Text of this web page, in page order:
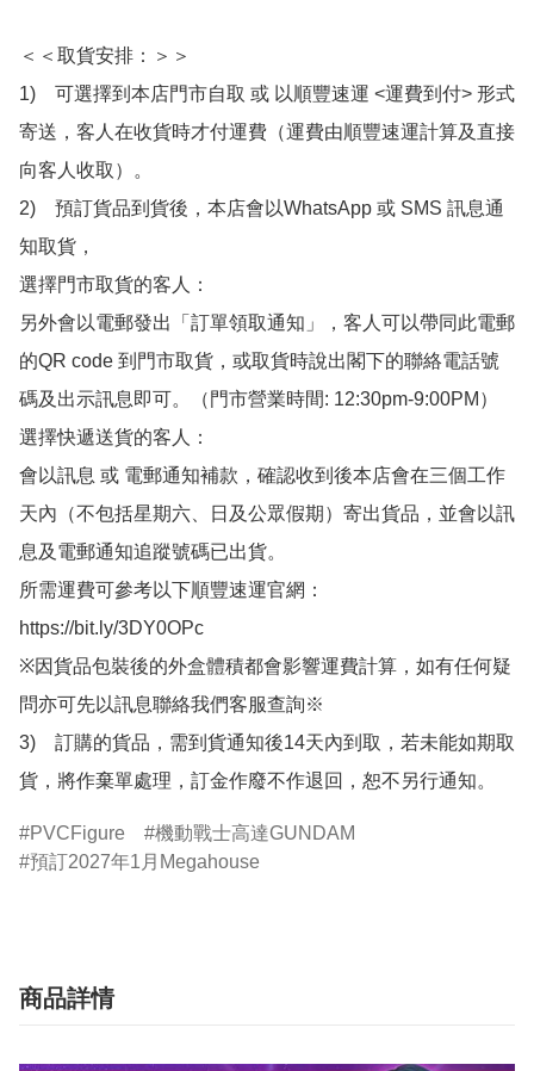
＜＜取貨安排：＞＞
1)　可選擇到本店門市自取 或 以順豐速運 <運費到付> 形式
寄送，客人在收貨時才付運費（運費由順豐速運計算及直接
向客人收取）。
2)　預訂貨品到貨後，本店會以WhatsApp 或 SMS 訊息通
知取貨，
選擇門市取貨的客人：
另外會以電郵發出「訂單領取通知」，客人可以帶同此電郵
的QR code 到門市取貨，或取貨時說出閣下的聯絡電話號
碼及出示訊息即可。（門市營業時間: 12:30pm-9:00PM）
選擇快遞送貨的客人：
會以訊息 或 電郵通知補款，確認收到後本店會在三個工作
天內（不包括星期六、日及公眾假期）寄出貨品，並會以訊
息及電郵通知追蹤號碼已出貨。
所需運費可參考以下順豐速運官網：
https://bit.ly/3DY0OPc
※因貨品包裝後的外盒體積都會影響運費計算，如有任何疑
問亦可先以訊息聯絡我們客服查詢※
3)　訂購的貨品，需到貨通知後14天內到取，若未能如期取
貨，將作棄單處理，訂金作廢不作退回，恕不另行通知。
PVCFigure
機動戰士高達GUNDAM
預訂2027年1月Megahouse
商品詳情